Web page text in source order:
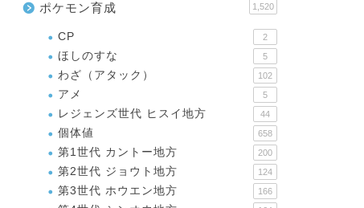
ポケモン育成 1,520
CP 2
ほしのすな 5
わざ（アタック） 102
アメ 5
レジェンズ世代 ヒスイ地方 44
個体値 658
第1世代 カントー地方 200
第2世代 ジョウト地方 124
第3世代 ホウエン地方 166